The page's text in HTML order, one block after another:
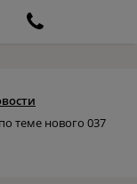
теме нового 037